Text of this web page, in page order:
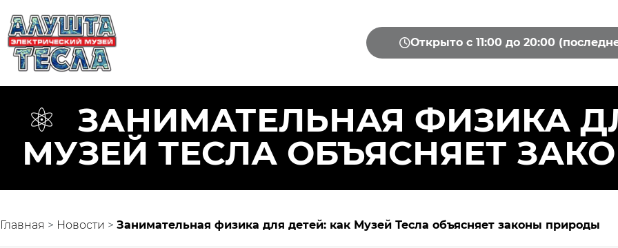
Открыто с 11:00 до 20:00
ЗАНИМАТЕЛЬНАЯ ФИЗИКА
МУЗЕЙ ТЕСЛА ОБЪЯСНЯЕТ
Главная > Новости > Занимательная физика для детей: как Музей Тесла объясняет законы природы